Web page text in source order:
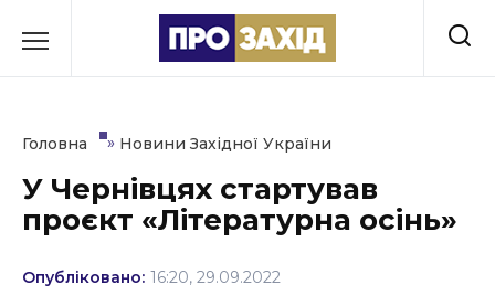
до
Культура
Освіта
Головна » Новини Західної України
У Чернівцях стартував
проєкт «Літературна осінь»
Опубліковано: 16:20, 29.09.2022